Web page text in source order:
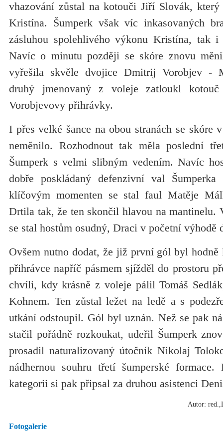
vhazování zůstal na kotouči Jiří Slovák, který
Kristína. Šumperk však víc inkasovaných
zásluhou spolehlivého výkonu Kristína, tak
Navíc o minutu později se skóre znovu
vyřešila skvěle dvojice Dmitrij Vorobjev -
druhý jmenovaný z voleje zatloukl
Vorobjevovy přihrávky.
I přes velké šance na obou stranách se skóre
neměnilo. Rozhodnout tak měla poslední
Šumperk s velmi slibným vedením. Navíc
dobře poskládaný defenzivní val
klíčovým momenten se stal faul Matěje
Drtila tak, že ten skončil hlavou na mantinelu.
se stal hostům osudný, Draci v početní výhodě
Ovšem nutno dodat, že již první gól byl hodně
přihrávce napříč pásmem sjížděl do prostoru
chvíli, kdy krásně z voleje pálil Tomáš
Kohnem. Ten zůstal ležet na ledě a s
utkání odstoupil. Gól byl uznán. Než se pak
stačil pořádně rozkoukat, udeřil Šumperk
prosadil naturalizovaný útočník Nikolaj
nádhernou souhru třetí šumperské
kategorii si pak připsal za druhou asistenci
Autor:
Fotogalerie